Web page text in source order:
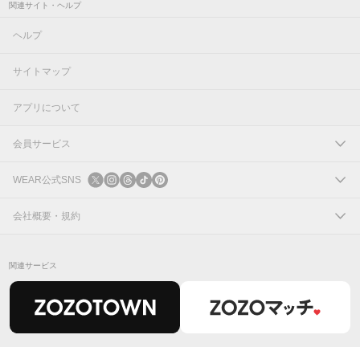
関連サイト・ヘルプ
ヘルプ
サイトマップ
アプリについて
会員サービス
ログイン
新規会員登録
WEAR公式SNS
X
会社概要・規約
関連サービス